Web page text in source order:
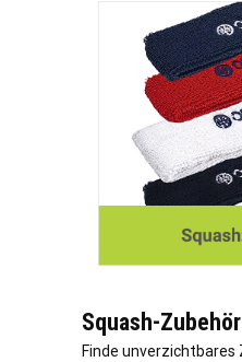
Squash-Zubehör
Finde unverzichtbares